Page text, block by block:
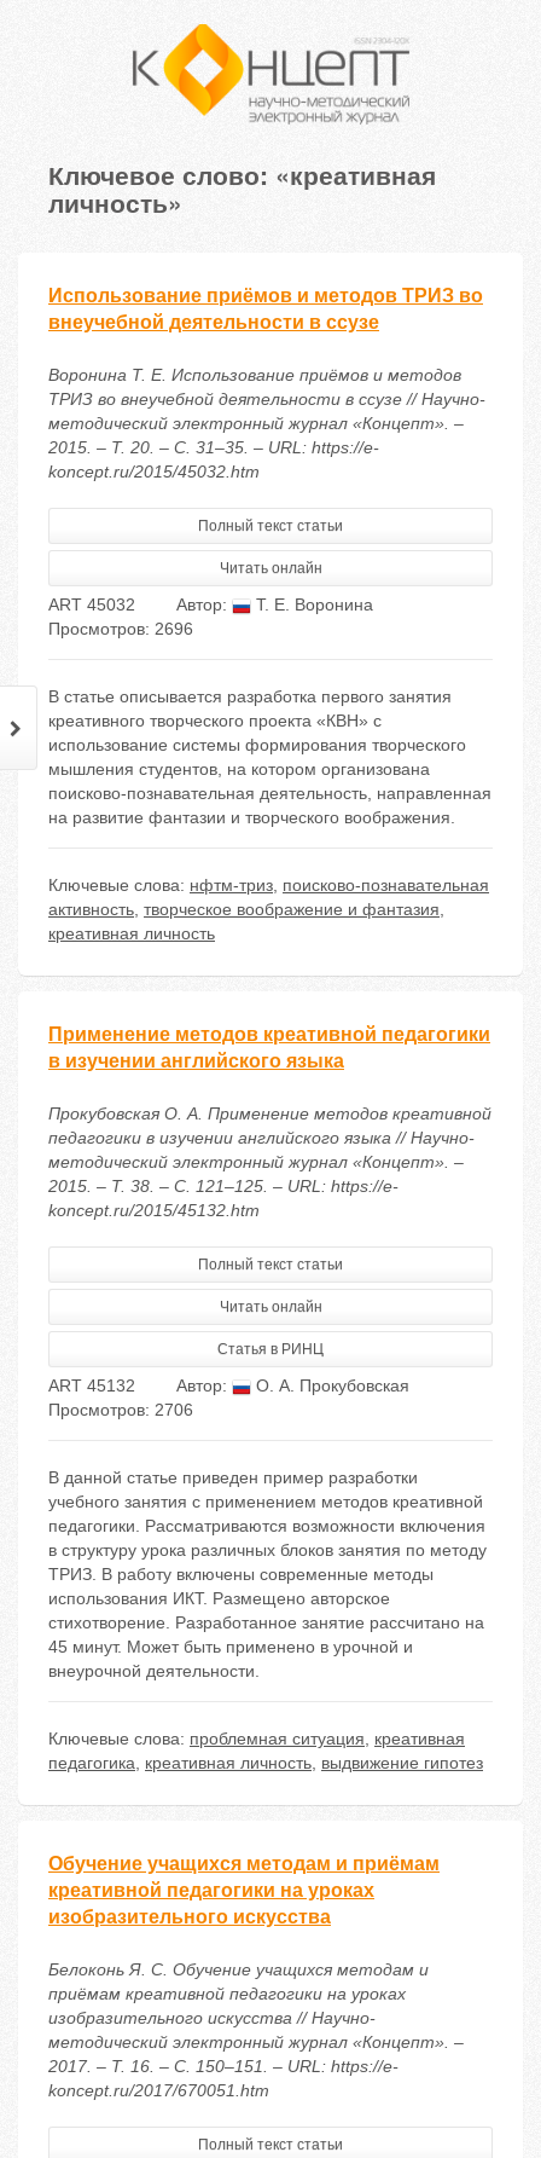
Ключевое слово: «креативная
личность»
Использование приёмов и методов ТРИЗ во
внеучебной деятельности в ссузе
Воронина Т. Е. Использование приёмов и методов
ТРИЗ во внеучебной деятельности в ссузе // Научно-
методический электронный журнал «Концепт». –
2015. – Т. 20. – С. 31–35. – URL: https://e-
koncept.ru/2015/45032.htm
Полный текст статьи
Читать онлайн
ART 45032 Автор:
Т. Е. Воронина
Просмотров: 2696
В статье описывается разработка первого занятия
креативного творческого проекта «КВН» с
использование системы формирования творческого
мышления студентов, на котором организована
поисково-познавательная деятельность, направленная
на развитие фантазии и творческого воображения.
Ключевые слова: нфтм-триз, поисково-познавательная
активность, творческое воображение и фантазия,
креативная личность
Применение методов креативной педагогики
в изучении английского языка
Прокубовская О. А. Применение методов креативной
педагогики в изучении английского языка // Научно-
методический электронный журнал «Концепт». –
2015. – Т. 38. – С. 121–125. – URL: https://e-
koncept.ru/2015/45132.htm
Полный текст статьи
Читать онлайн
Статья в РИНЦ
ART 45132 Автор:
О. А. Прокубовская
Просмотров: 2706
В данной статье приведен пример разработки
учебного занятия с применением методов креативной
педагогики. Рассматриваются возможности включения
в структуру урока различных блоков занятия по методу
ТРИЗ. В работу включены современные методы
использования ИКТ. Размещено авторское
стихотворение. Разработанное занятие рассчитано на
45 минут. Может быть применено в урочной и
внеурочной деятельности.
Ключевые слова: проблемная ситуация, креативная
педагогика, креативная личность, выдвижение гипотез
Обучение учащихся методам и приёмам
креативной педагогики на уроках
изобразительного искусства
Белоконь Я. С. Обучение учащихся методам и
приёмам креативной педагогики на уроках
изобразительного искусства // Научно-
методический электронный журнал «Концепт». –
2017. – Т. 16. – С. 150–151. – URL: https://e-
koncept.ru/2017/670051.htm
Полный текст статьи